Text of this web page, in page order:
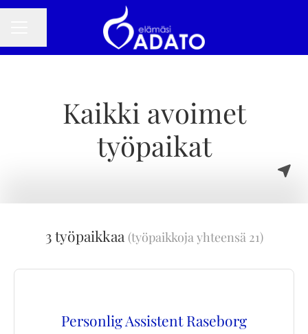
Kaikki avoimet
työpaikat
3 työpaikkaa (työpaikkoja yhteensä 21)
Personlig Assistent Raseborg